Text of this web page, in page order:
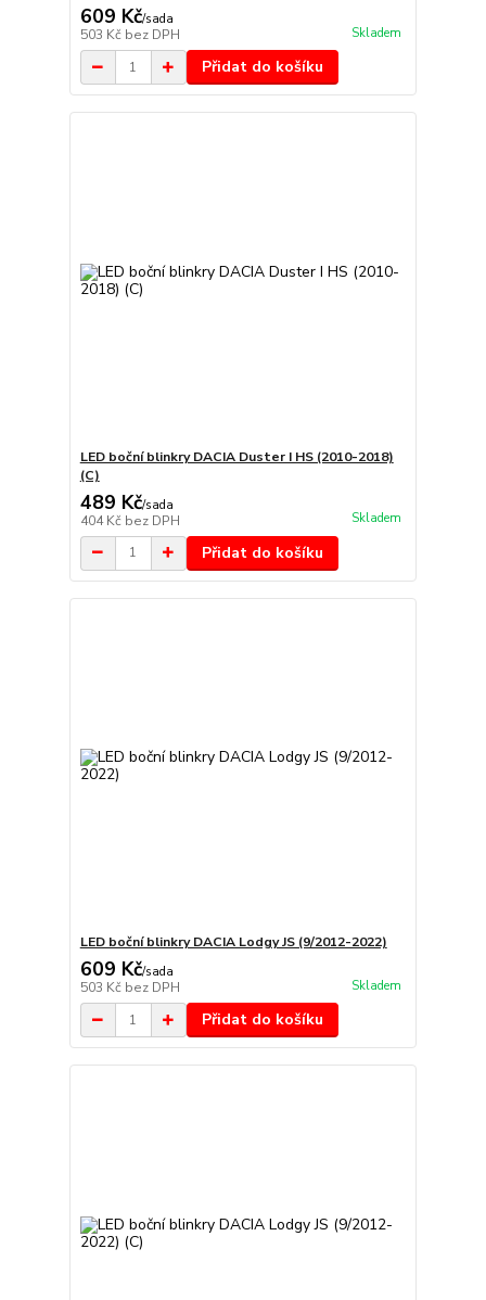
609 Kč/sada
503 Kč bez DPH Skladem
Přidat do košíku
LED boční blinkry DACIA Duster I HS (2010-2018)
(C)
489 Kč/sada
404 Kč bez DPH Skladem
Přidat do košíku
LED boční blinkry DACIA Lodgy JS (9/2012-2022)
609 Kč/sada
503 Kč bez DPH Skladem
Přidat do košíku